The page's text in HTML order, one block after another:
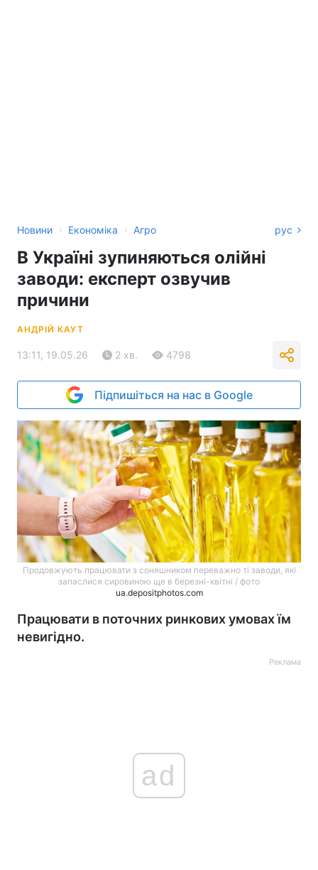
Новини › Економіка › Агро рус
В Україні зупиняються олійні
заводи: експерт озвучив
причини
АНДРІЙ КАУТ
13:11, 19.05.26 2 хв. 4798
Підпишіться на нас в Google
Продовжують працювати з соняшником переважно ті заводи, які
запаслися сировиною ще в березні-квітні / фото
ua.depositphotos.com
Працювати в поточних ринкових умовах їм
невигідно.
Реклама
ad